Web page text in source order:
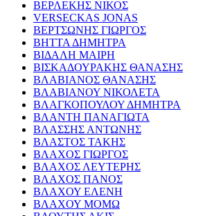
ΒΕΡΛΕΚΗΣ ΝΙΚΟΣ
VERSECKAS JONAS
ΒΕΡΤΣΩΝΗΣ ΓΙΩΡΓΟΣ
ΒΗΤΤΑ ΔΗΜΗΤΡΑ
ΒΙΔΑΛΗ ΜΑΙΡΗ
ΒΙΣΚΑΔΟΥΡΑΚΗΣ ΘΑΝΑΣΗΣ
ΒΛΑΒΙΑΝΟΣ ΘΑΝΑΣΗΣ
ΒΛΑΒΙΑΝΟΥ ΝΙΚΟΛΕΤΑ
ΒΛΑΓΚΟΠΟΥΛΟΥ ΔΗΜΗΤΡΑ
ΒΛΑΝΤΗ ΠΑΝΑΓΙΩΤΑ
ΒΛΑΣΣΗΣ ΑΝΤΩΝΗΣ
ΒΛΑΣΤΟΣ ΤΑΚΗΣ
ΒΛΑΧΟΣ ΓΙΩΡΓΟΣ
ΒΛΑΧΟΣ ΛΕΥΤΕΡΗΣ
ΒΛΑΧΟΣ ΠΑΝΟΣ
ΒΛΑΧΟΥ ΕΛΕΝΗ
ΒΛΑΧΟΥ ΜΟΜΩ